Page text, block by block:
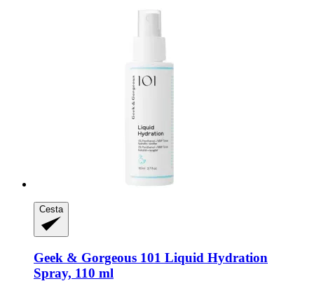
Cesta
Geek & Gorgeous 101 Liquid Hydration
Spray, 110 ml